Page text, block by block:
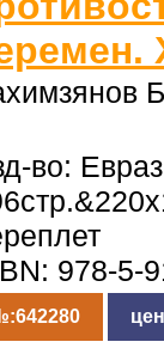
во:
978-5-